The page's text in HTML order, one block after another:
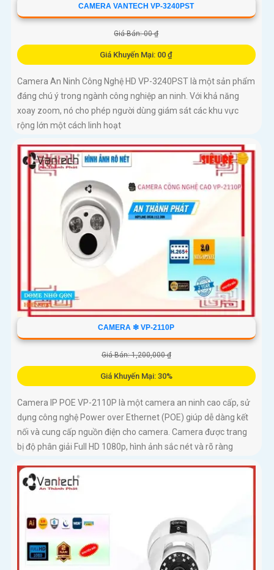
CAMERA VANTECH VP-3240PST
Giá Bán: 00 ₫
Giá Khuyến Mại: 00 ₫
Camera An Ninh Công Nghệ HD VP-3240PST là một sản phẩm
đáng chú ý trong ngành công nghiệp an ninh. Với khả năng
xoay zoom, nó cho phép người dùng giám sát các khu vực
rộng lớn một cách linh hoạt
CAMERA ❇ VP-2110P
Giá Bán: 1,200,000 ₫
Giá Khuyến Mại: 30%
Camera IP POE VP-2110P là một camera an ninh cao cấp, sử
dụng công nghệ Power over Ethernet (POE) giúp dễ dàng kết
nối và cung cấp nguồn điện cho camera. Camera được trang
bị độ phân giải Full HD 1080p, hình ảnh sắc nét và rõ ràng